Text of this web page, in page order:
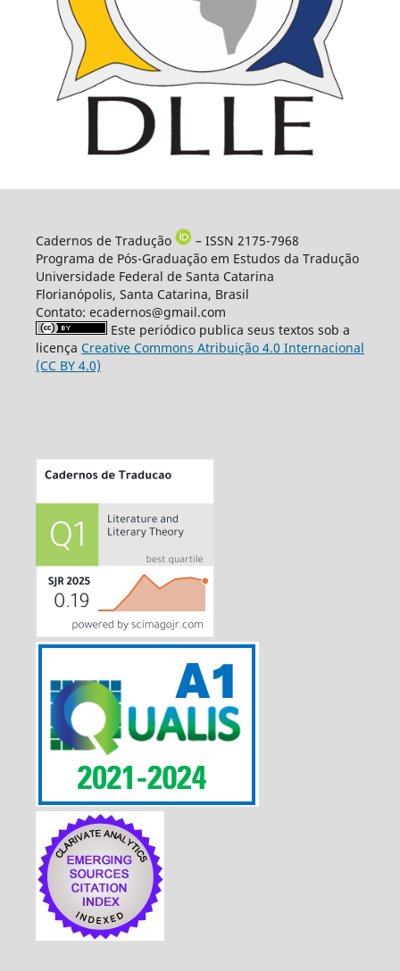
Cadernos de Tradução
– ISSN 2175-7968
Programa de Pós-Graduação em Estudos da Tradução
Universidade Federal de Santa Catarina
Florianópolis, Santa Catarina, Brasil
Contato: ecadernos@gmail.com
Este periódico publica seus textos sob a
licença Creative Commons Atribuição 4.0 Internacional
(CC BY 4.0)